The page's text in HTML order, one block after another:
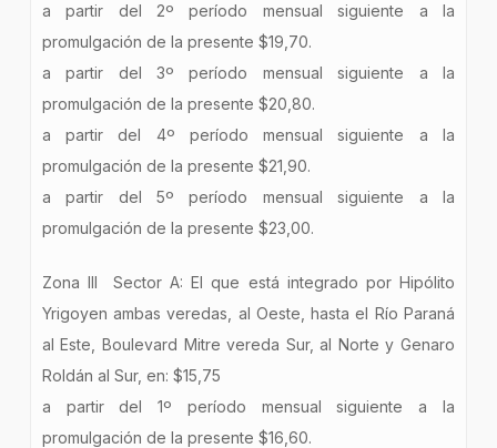
a partir del 2º período mensual siguiente a la
promulgación de la presente $19,70.
a partir del 3º período mensual siguiente a la
promulgación de la presente $20,80.
a partir del 4º período mensual siguiente a la
promulgación de la presente $21,90.
a partir del 5º período mensual siguiente a la
promulgación de la presente $23,00.
Zona lll Sector A: El que está integrado por Hipólito
Yrigoyen ambas veredas, al Oeste, hasta el Río Paraná
al Este, Boulevard Mitre vereda Sur, al Norte y Genaro
Roldán al Sur, en: $15,75
a partir del 1º período mensual siguiente a la
promulgación de la presente $16,60.